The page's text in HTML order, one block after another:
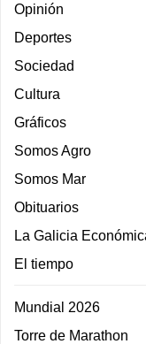
Opinión
Deportes
Sociedad
Cultura
Gráficos
Somos Agro
Somos Mar
Obituarios
La Galicia
El tiempo
Mundial 2026
Torre de Marathon